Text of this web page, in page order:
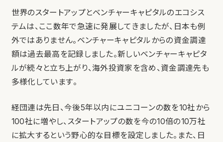
世界のスタートアップとベンチャーキャピタルのエコシス
テムは、ここ数年で急速に発展してきましたが、日本も例
外ではありません。ベンチャーキャピタルからの資金調達
額は過去最高を記録しました。新しいベンチャーキャピタ
ルが続々と立ち上がり、海外投資家を含め、資金調達先も
多様化しています。
経団連は先日、今後5年以内にユニコーンの数を10社から
100社に増やし、スタートアップの数を今の10倍の10万社
に拡大するという野心的な目標を設定しました。また、日